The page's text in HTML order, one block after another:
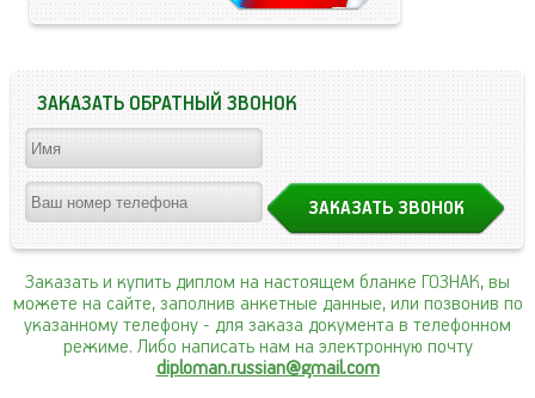
ЗАКАЗАТЬ ОБРАТНЫЙ ЗВОНОК
Заказать и купить диплом на настоящем бланке ГОЗНАК, вы
можете на сайте, заполнив анкетные данные, или позвонив по
указанному телефону - для заказа документа в телефонном
режиме. Либо написать нам на электронную почту
diploman.russian@gmail.com